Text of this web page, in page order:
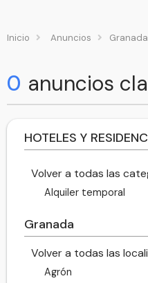
Inicio Anuncios Granada
0 anuncios
HOTELES Y
Volver a todas las
Alquiler temporal
Granada
Volver a todas las
Agrón